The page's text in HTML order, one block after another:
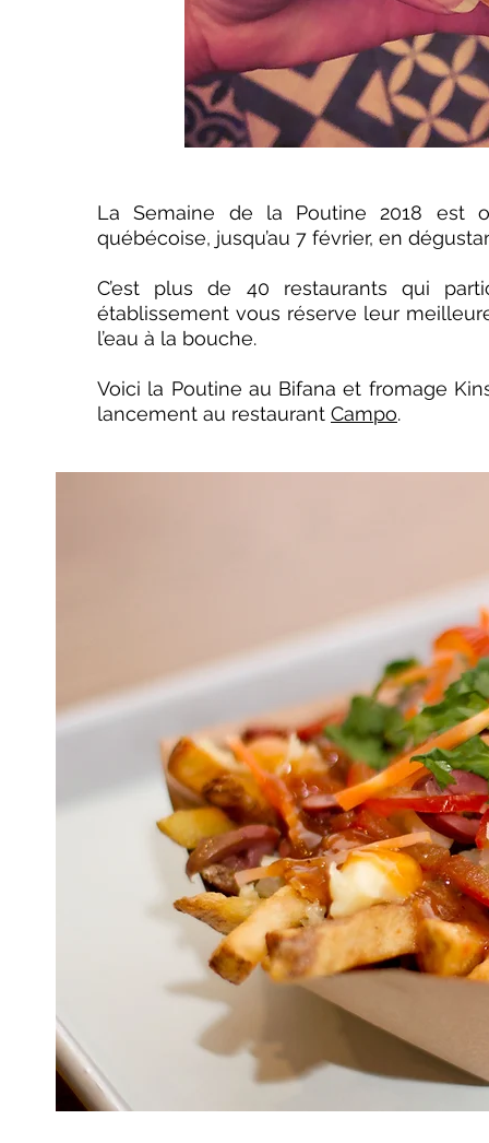
La Semaine de la Poutine 2018 est
québécoise, jusqu’au 7 février, en
C’est plus de 40 restaurants qui
établissement vous réserve leur
l’eau à la bouche.
Voici la Poutine au Bifana et fromage
lancement au restaurant Campo.